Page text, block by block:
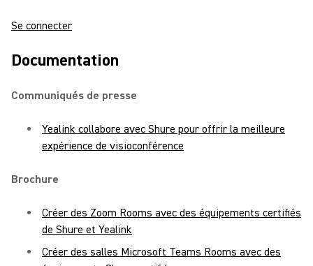
Se connecter
Documentation
Communiqués de presse
Yealink collabore avec Shure pour offrir la meilleure
expérience de visioconférence
Brochure
Créer des Zoom Rooms avec des équipements certifiés
de Shure et Yealink
Créer des salles Microsoft Teams Rooms avec des